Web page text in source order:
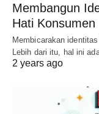
Membangun
Hati Konsumen
Membicarakan
Lebih dari itu, hal ini
2 years ago